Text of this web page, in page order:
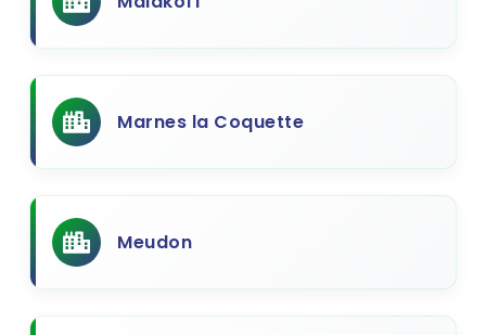
Marnes la Coquette
Meudon